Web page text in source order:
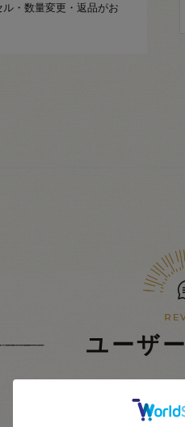
・数量変更・返品がお
ユーザ